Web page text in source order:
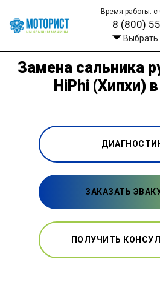
Время работы: с
8 (800)
Выбрать
Замена сальника
HiPhi (Хипхи)
ЗАКАЗАТЬ
ПОЛУЧИТЬ